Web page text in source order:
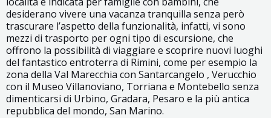
desiderano vivere una vacanza tranquilla senza però
trascurare l’aspetto della funzionalità, infatti, vi sono
mezzi di trasporto per ogni tipo di escursione, che
offrono la possibilità di viaggiare e scoprire nuovi luoghi
del fantastico entroterra di Rimini, come per esempio la
zona della Val Marecchia con Santarcangelo , Verucchio
con il Museo Villanoviano, Torriana e Montebello senza
dimenticarsi di Urbino, Gradara, Pesaro e la più antica
repubblica del mondo, San Marino.